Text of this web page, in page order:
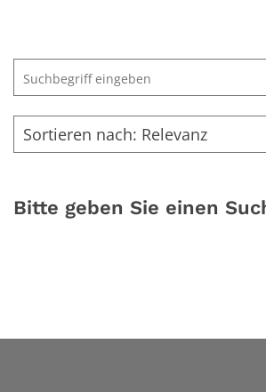
Suche
Bitte geben Sie einen